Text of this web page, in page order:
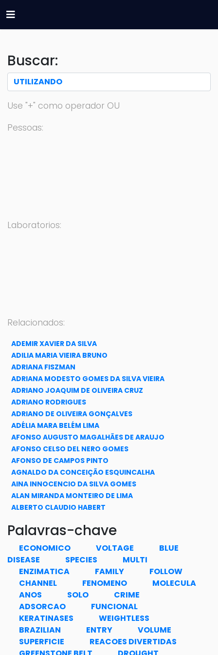
Buscar:
Use "+" como operador OU
Pessoas:
Laboratorios:
Relacionados:
ADEMIR XAVIER DA SILVA
ADILIA MARIA VIEIRA BRUNO
ADRIANA FISZMAN
ADRIANA MODESTO GOMES DA SILVA VIEIRA
ADRIANO JOAQUIM DE OLIVEIRA CRUZ
ADRIANO RODRIGUES
ADRIANO DE OLIVEIRA GONÇALVES
ADÉLIA MARA BELÉM LIMA
AFONSO AUGUSTO MAGALHÃES DE ARAUJO
AFONSO CELSO DEL NERO GOMES
AFONSO DE CAMPOS PINTO
AGNALDO DA CONCEIÇÃO ESQUINCALHA
AINA INNOCENCIO DA SILVA GOMES
ALAN MIRANDA MONTEIRO DE LIMA
ALBERTO CLAUDIO HABERT
ALEXANDRA REZENDE ASSAD
Palavras-chave
ECONOMICO VOLTAGE
BLUE
DISEASE
SPECIES
MULTI
ENZIMATICA
FAMILY
FOLLOW
CHANNEL
FENOMENO
MOLECULA
ANOS
SOLO
CRIME
ADSORCAO
FUNCIONAL
KERATINASES
WEIGHTLESS
BRAZILIAN
ENTRY
VOLUME
SUPERFICIE
REACOES DIVERTIDAS